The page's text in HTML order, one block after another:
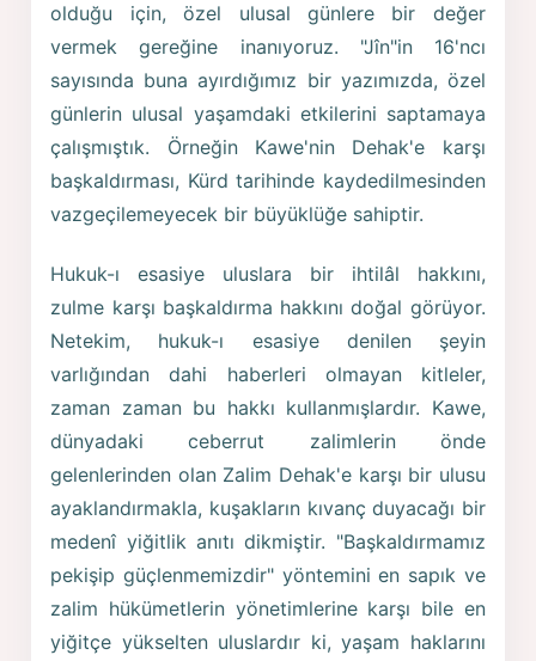
olduğu için, özel ulusal günlere bir değer
vermek gereğine inanıyoruz. "Jîn"in 16'ncı
sayısında buna ayırdığımız bir yazımızda, özel
günlerin ulusal yaşamdaki etkilerini saptamaya
çalışmıştık. Örneğin Kawe'nin Dehak'e karşı
başkaldırması, Kürd tarihinde kaydedilmesinden
vazgeçilemeyecek bir büyüklüğe sahiptir.
Hukuk-ı esasiye uluslara bir ihtilâl hakkını,
zulme karşı başkaldırma hakkını doğal görüyor.
Netekim, hukuk-ı esasiye denilen şeyin
varlığından dahi haberleri olmayan kitleler,
zaman zaman bu hakkı kullanmışlardır. Kawe,
dünyadaki ceberrut zalimlerin önde
gelenlerinden olan Zalim Dehak'e karşı bir ulusu
ayaklandırmakla, kuşakların kıvanç duyacağı bir
medenî yiğitlik anıtı dikmiştir. "Başkaldırmamız
pekişip güçlenmemizdir" yöntemini en sapık ve
zalim hükümetlerin yönetimlerine karşı bile en
yiğitçe yükselten uluslardır ki, yaşam haklarını